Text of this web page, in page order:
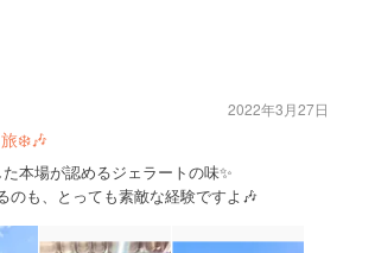
❄️🎶
本場が認めるジェラートの味✨
のも、とっても素敵な経験ですよ🎶
2022年3月27日